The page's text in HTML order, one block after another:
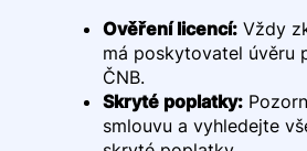
Ověření licencí:Vždy
má poskytovatel úvěru
ČNB.
Skryté poplatky:
smlouvu a vyhledejte